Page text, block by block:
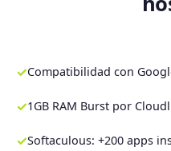
✓Compatibilidad con
✓1GB RAM Burst por
✓Softaculous: +200 apps